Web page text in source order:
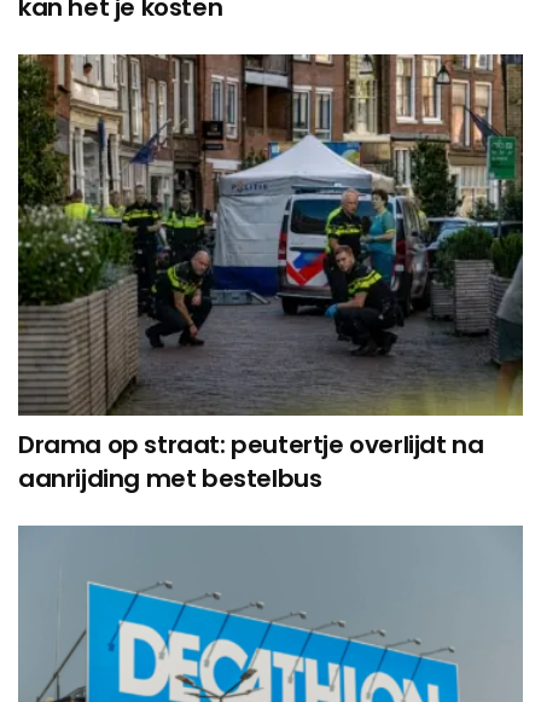
kan het je kosten
Drama op straat: peutertje overlijdt na
aanrijding met bestelbus